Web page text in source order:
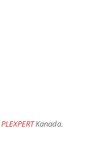
PLEXPERTKanada.